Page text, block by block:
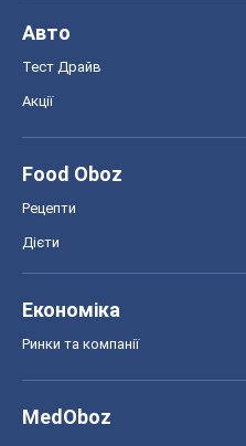
Авто
Тест Драйв
Акції
Food Oboz
Рецепти
Дієти
Економіка
Ринки та компанії
MedOboz